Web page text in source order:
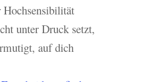
unter Druck setzt,
auf dich